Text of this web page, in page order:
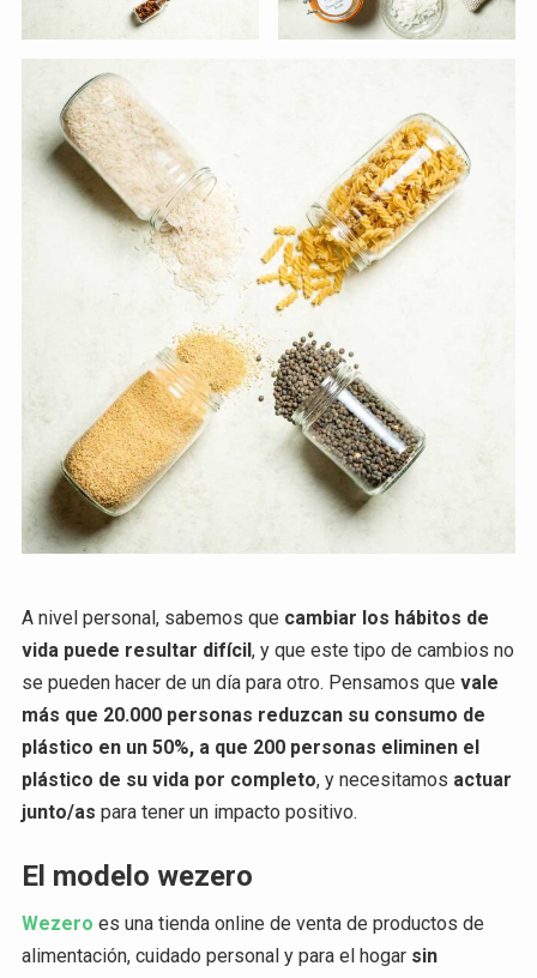
A nivel personal, sabemos que cambiar los hábitos de
vida puede resultar difícil, y que este tipo de cambios no
se pueden hacer de un día para otro. Pensamos que vale
más que 20.000 personas reduzcan su consumo de
plástico en un 50%, a que 200 personas eliminen el
plástico de su vida por completo, y necesitamos actuar
junto/as para tener un impacto positivo.
El modelo wezero
Wezero es una tienda online de venta de productos de
alimentación, cuidado personal y para el hogar sin